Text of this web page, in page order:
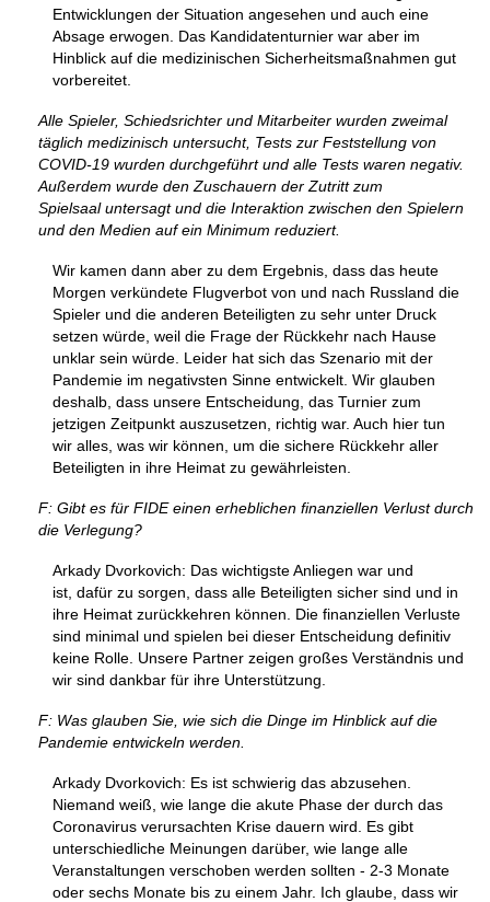
Entwicklungen der Situation angesehen und auch eine
Absage erwogen. Das Kandidatenturnier war aber im
Hinblick auf die medizinischen Sicherheitsmaßnahmen gut
vorbereitet.
Alle Spieler, Schiedsrichter und Mitarbeiter wurden zweimal
täglich medizinisch untersucht, Tests zur Feststellung von
COVID-19 wurden durchgeführt und alle Tests waren negativ.
Außerdem wurde den Zuschauern der Zutritt zum
Spielsaal untersagt und die Interaktion zwischen den Spielern
und den Medien auf ein Minimum reduziert.
Wir kamen dann aber zu dem Ergebnis, dass das heute
Morgen verkündete Flugverbot von und nach Russland die
Spieler und die anderen Beteiligten zu sehr unter Druck
setzen würde, weil die Frage der Rückkehr nach Hause
unklar sein würde. Leider hat sich das Szenario mit der
Pandemie im negativsten Sinne entwickelt. Wir glauben
deshalb, dass unsere Entscheidung, das Turnier zum
jetzigen Zeitpunkt auszusetzen, richtig war. Auch hier tun
wir alles, was wir können, um die sichere Rückkehr aller
Beteiligten in ihre Heimat zu gewährleisten.
F: Gibt es für FIDE einen erheblichen finanziellen Verlust durch
die Verlegung?
Arkady Dvorkovich: Das wichtigste Anliegen war und
ist, dafür zu sorgen, dass alle Beteiligten sicher sind und in
ihre Heimat zurückkehren können. Die finanziellen Verluste
sind minimal und spielen bei dieser Entscheidung definitiv
keine Rolle. Unsere Partner zeigen großes Verständnis und
wir sind dankbar für ihre Unterstützung.
F: Was glauben Sie, wie sich die Dinge im Hinblick auf die
Pandemie entwickeln werden.
Arkady Dvorkovich: Es ist schwierig das abzusehen.
Niemand weiß, wie lange die akute Phase der durch das
Coronavirus verursachten Krise dauern wird. Es gibt
unterschiedliche Meinungen darüber, wie lange alle
Veranstaltungen verschoben werden sollten - 2-3 Monate
oder sechs Monate bis zu einem Jahr. Ich glaube, dass wir